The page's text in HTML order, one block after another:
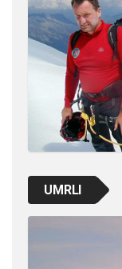
UMRLI